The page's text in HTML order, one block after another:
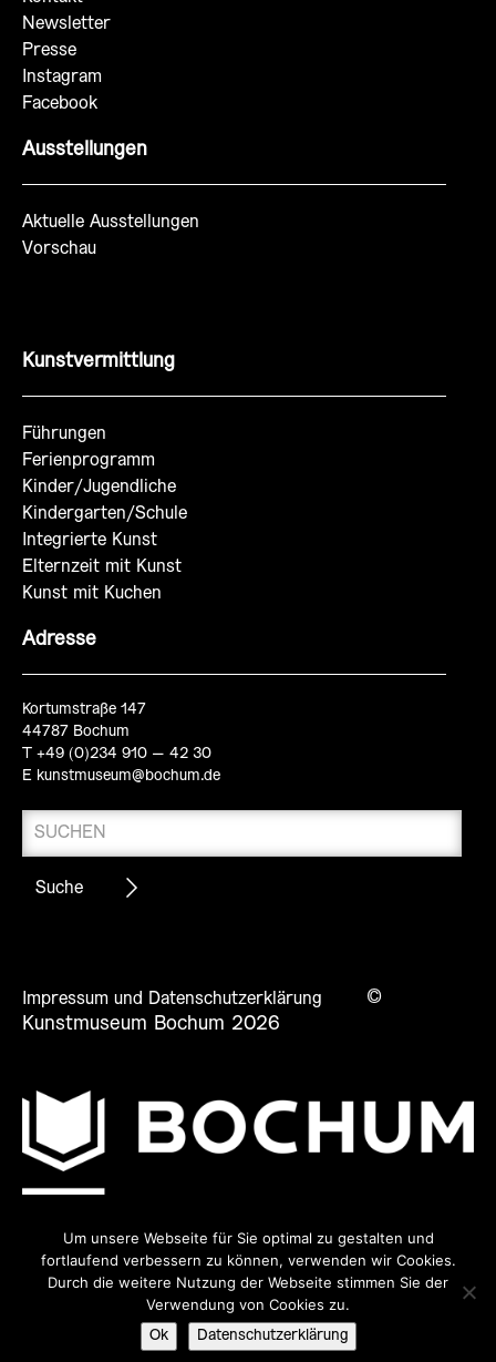
Newsletter
Presse
Instagram
Facebook
Ausstellungen
Aktuelle Ausstellungen
Vorschau
Kunstvermittlung
Führungen
Ferienprogramm
Kinder/Jugendliche
Kindergarten/Schule
Integrierte Kunst
Elternzeit mit Kunst
Kunst mit Kuchen
Adresse
Kortumstraße 147
44787 Bochum
T +49 (0)234 910 – 42 30
E kunstmuseum@bochum.de
Impressum und Datenschutzerklärung
©
Kunstmuseum Bochum 2026
Um unsere Webseite für Sie optimal zu gestalten und
fortlaufend verbessern zu können, verwenden wir Cookies.
Durch die weitere Nutzung der Webseite stimmen Sie der
Verwendung von Cookies zu.
Ok Datenschutzerklärung